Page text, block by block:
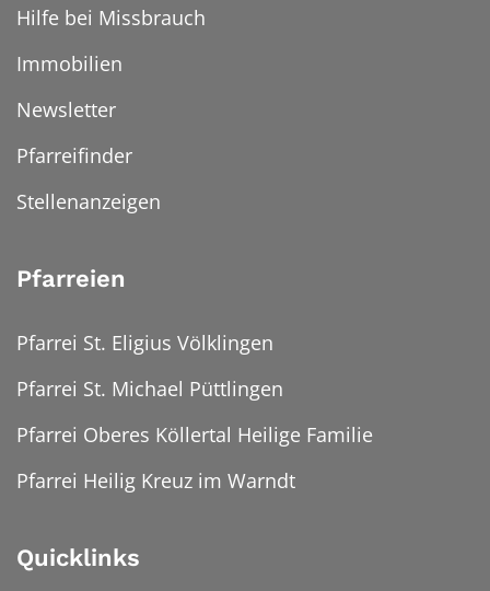
Hilfe bei Missbrauch
Immobilien
Newsletter
Pfarreifinder
Stellenanzeigen
Pfarreien
Pfarrei St. Eligius Völklingen
Pfarrei St. Michael Püttlingen
Pfarrei Oberes Köllertal Heilige Familie
Pfarrei Heilig Kreuz im Warndt
Quicklinks